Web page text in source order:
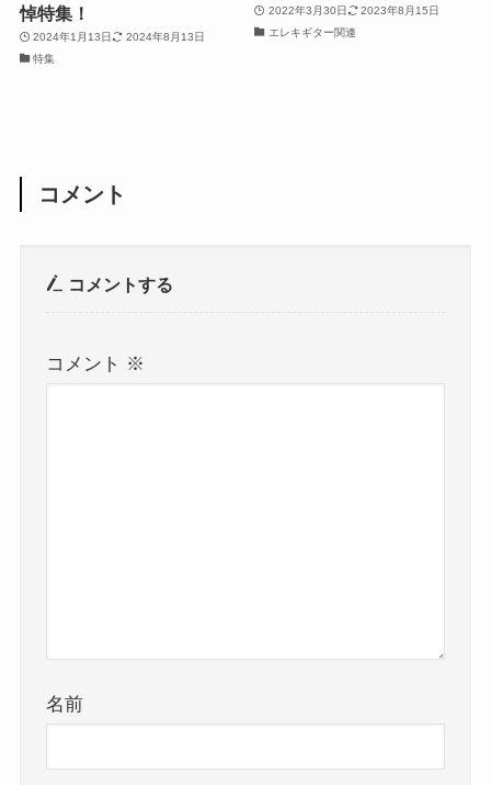
悼特集！
2024年1月13日
2024年8月13日
特集
2022年3月30日
2023年8月15日
エレキギター関連
コメント
コメントする
コメント ※
名前